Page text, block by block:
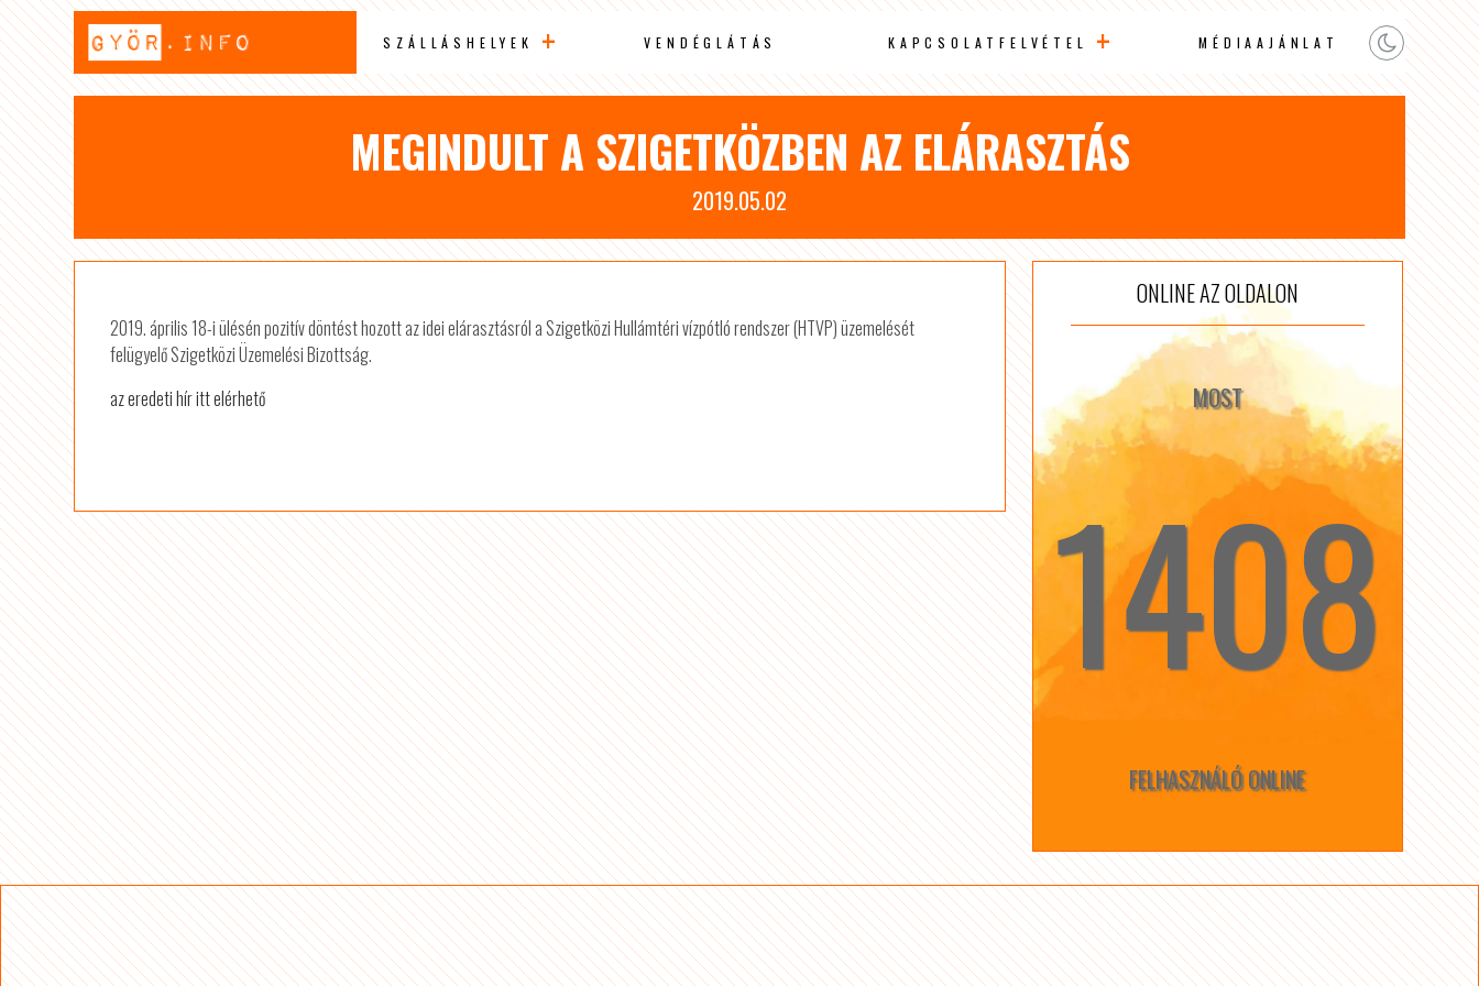
SZÁLLÁSHELYEK VENDÉGLÁTÁS KAPCSOLATFELVÉTEL MÉDIAAJÁNLAT
MEGINDULT A SZIGETKÖZBEN AZ ELÁRASZTÁS
2019.05.02
2019. április 18-i ülésén pozitív döntést hozott az idei elárasztásról a Szigetközi Hullámtéri vízpótló rendszer (HTVP) üzemelését
felügyelő Szigetközi Üzemelési Bizottság.
az eredeti hír itt elérhető
ONLINE AZ OLDALON
MOST
☆ 1408 ☆
FELHASZNÁLÓ ONLINE